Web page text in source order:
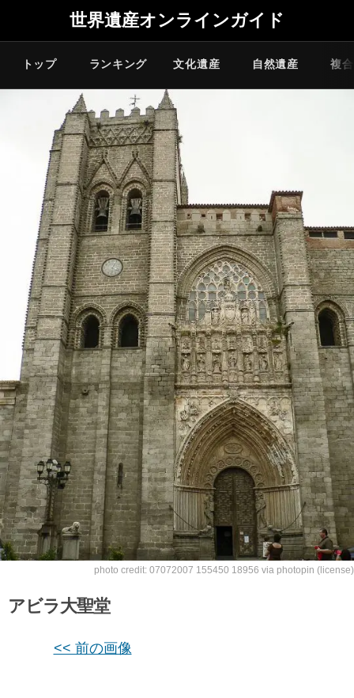
世界遺産オンラインガイド
トップ ランキング 文化遺産 自然遺産 複
photo credit: 07072007 155450 18956 via photopin (license)
アビラ大聖堂
<< 前の画像